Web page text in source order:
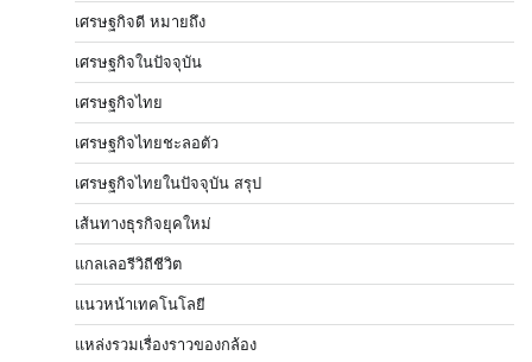
เศรษฐกิจดี หมายถึง
เศรษฐกิจในปัจจุบัน
เศรษฐกิจไทย
เศรษฐกิจไทยชะลอตัว
เศรษฐกิจไทยในปัจจุบัน สรุป
เส้นทางธุรกิจยุคใหม่
แกลเลอรีวิถีชีวิต
แนวหน้าเทคโนโลยี
แหล่งรวมเรื่องราวของกล้อง